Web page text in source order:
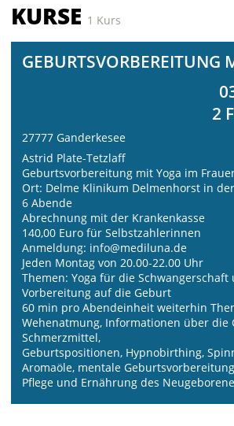
KURSE 1 Kurs
GEBURTSVORBEREITUNG
2
27777 Ganderkesee
Astrid Plate-Tetzlaff
Geburtsvorbereitung mit Yoga im
Ort: Delme Klinikum Delmenhorst in
6 Abende
Abrechnung mit der Krankenkasse
140,00 Euro für Selbstzahlerinnen
Anmeldung: info@mediluna.de
Jeden Montag von 20.00-22.00 Uhr
Themen: Yoga für die Schwangerschaft
Vorbereitung auf die Geburt
60 min pro Abendeinheit weiterhin
Wehenatmung, Informationen über die
Schmerzmittel,
Geburtspositionen, Hypnobirthing,
Aromaöle, mentale
Pflege und Ernährung des